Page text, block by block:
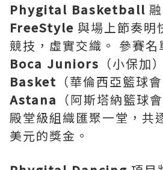
Phygital Basketball
FreeStyle 與場上節奏明
競技，虛實交織。 參賽
Boca Juniors （小保加
Basket （華倫西亞籃球
Astana （阿斯塔納籃球
殿堂級組織匯聚一堂，共
美元的獎金。